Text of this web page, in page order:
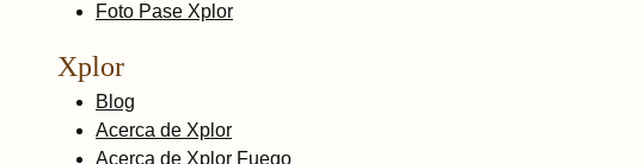
Foto Pase Xplor
Xplor
Blog
Acerca de Xplor
Acerca de Xplor Fuego